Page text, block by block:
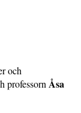
och
professornÅsa